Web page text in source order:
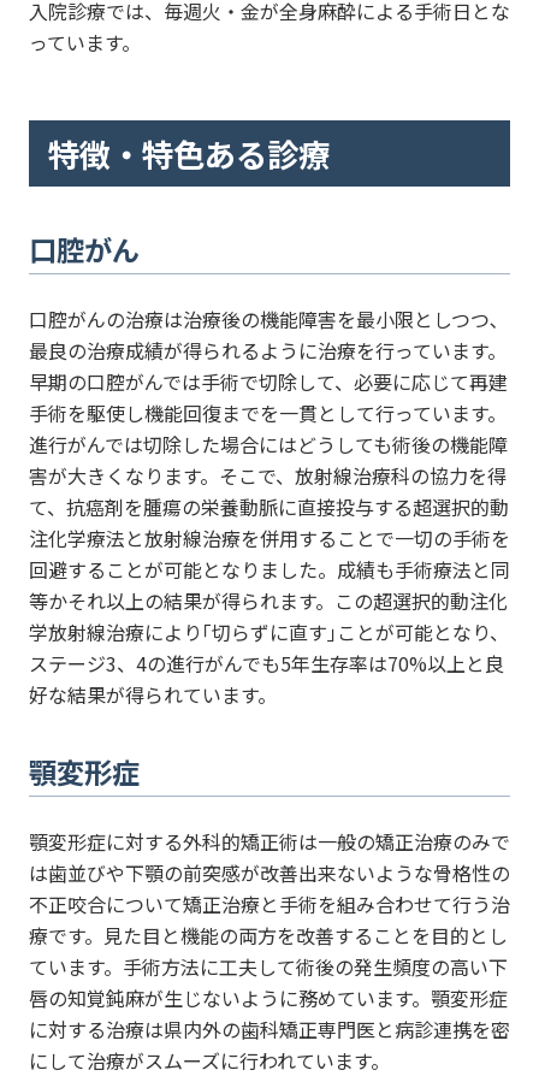
入院診療では、毎週火・金が全身麻酔による手術日とな
っています。
特徴・特色ある診療
口腔がん
口腔がんの治療は治療後の機能障害を最小限としつつ､
最良の治療成績が得られるように治療を行っています。
早期の口腔がんでは手術で切除して、必要に応じて再建
手術を駆使し機能回復までを一貫として行っています。
進行がんでは切除した場合にはどうしても術後の機能障
害が大きくなります。そこで、放射線治療科の協力を得
て、抗癌剤を腫瘍の栄養動脈に直接投与する超選択的動
注化学療法と放射線治療を併用することで一切の手術を
回避することが可能となりました。成績も手術療法と同
等かそれ以上の結果が得られます。この超選択的動注化
学放射線治療により｢切らずに直す｣ことが可能となり、
ステージ3、4の進行がんでも5年生存率は70%以上と良
好な結果が得られています。
顎変形症
顎変形症に対する外科的矯正術は一般の矯正治療のみで
は歯並びや下顎の前突感が改善出来ないような骨格性の
不正咬合について矯正治療と手術を組み合わせて行う治
療です。見た目と機能の両方を改善することを目的とし
ています。手術方法に工夫して術後の発生頻度の高い下
唇の知覚鈍麻が生じないように務めています。顎変形症
に対する治療は県内外の歯科矯正専門医と病診連携を密
にして治療がスムーズに行われています。